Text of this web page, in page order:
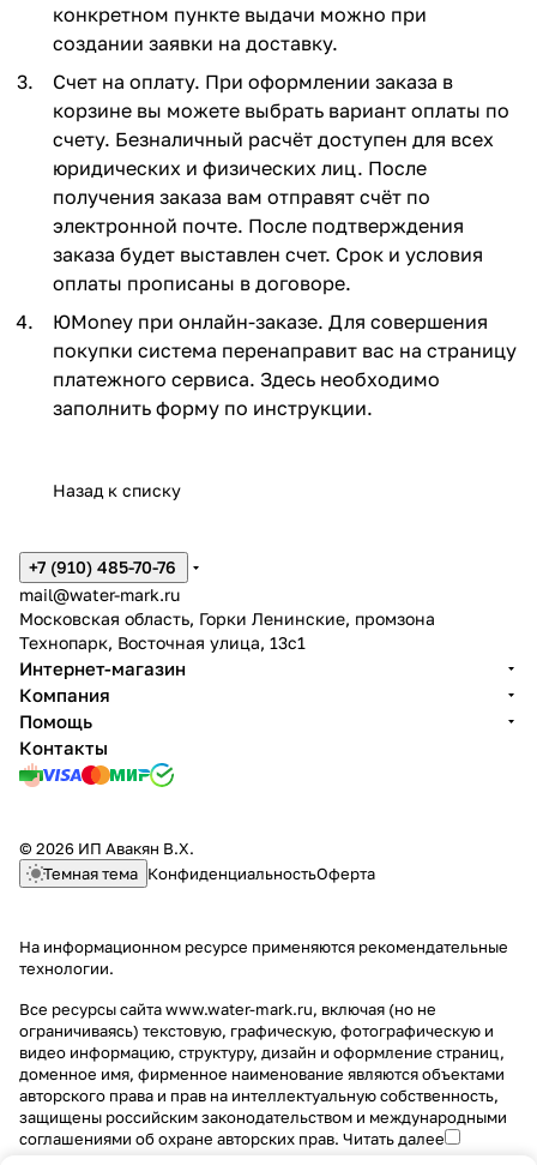
конкретном пункте выдачи можно при
создании заявки на доставку.
Счет на оплату. При оформлении заказа в
корзине вы можете выбрать вариант оплаты по
счету. Безналичный расчёт доступен для всех
юридических и физических лиц. После
получения заказа вам отправят счёт по
электронной почте. После подтверждения
заказа будет выставлен счет. Срок и условия
оплаты прописаны в договоре.
ЮMoney при онлайн-заказе. Для совершения
покупки система перенаправит вас на страницу
платежного сервиса. Здесь необходимо
заполнить форму по инструкции.
Назад к списку
+7 (910) 485-70-76
mail@water-mark.ru
Московская область, Горки Ленинские, промзона
Технопарк, Восточная улица, 13с1
Интернет-магазин
Компания
Помощь
Контакты
© 2026 ИП Авакян В.Х.
Темная тема КонфиденциальностьОферта
На информационном ресурсе применяются рекомендательные
технологии.
Все ресурсы сайта www.water-mark.ru, включая (но не
ограничиваясь) текстовую, графическую, фотографическую и
видео информацию, структуру, дизайн и оформление страниц,
доменное имя, фирменное наименование являются объектами
авторского права и прав на интеллектуальную собственность,
защищены российским законодательством и международными
соглашениями об охране авторских прав. Читать далее